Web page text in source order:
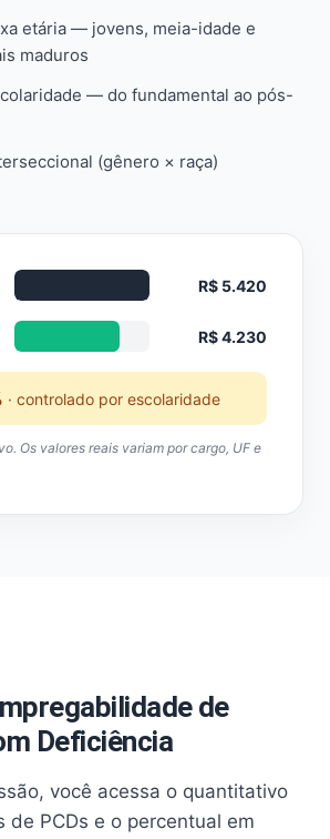
etária — jovens, meia-idade e
maduros
— do fundamental ao pós-
(gênero × raça)
R$ 5.420
R$ 4.230
· controlado por escolaridade
Os valores reais variam por cargo, UF e
de
Deficiência
você acessa o quantitativo
de PCDs e o percentual em